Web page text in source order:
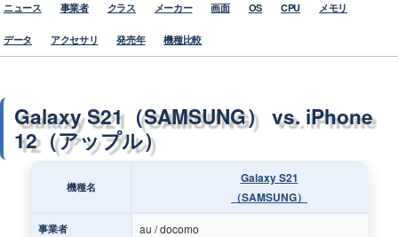
ニュース 事業者 クラス メーカー 画面 OS CPU メモリ
データ アクセサリ 発売年 機種比較
Galaxy S21（SAMSUNG） vs. iPhone
12（アップル）
機種名
Galaxy S21
（SAMSUNG）
事業者 au / docomo